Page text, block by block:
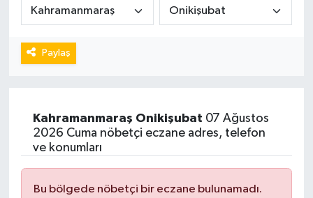
Paylaş
Kahramanmaraş Onikişubat 07 Ağustos
2026 Cuma nöbetçi eczane adres, telefon
ve konumları
Bu bölgede nöbetçi bir eczane bulunamadı.
Spor
Turizm
Gazipaşa
Tüm Manşetler
Son Dakika Haberleri